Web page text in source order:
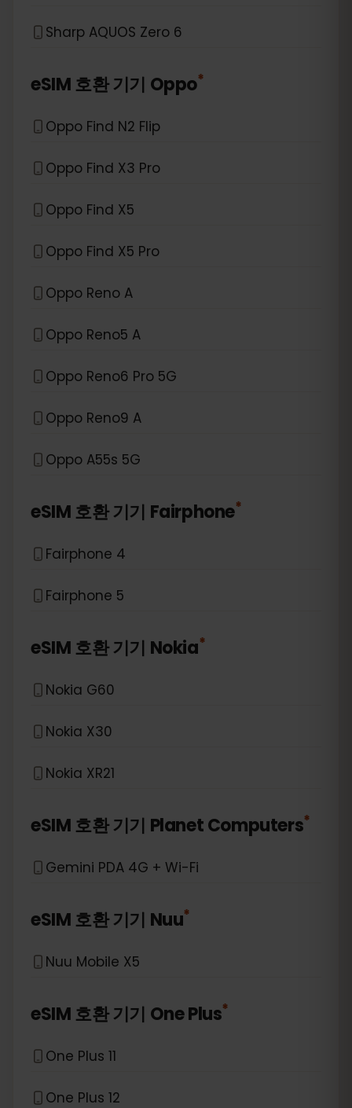
Sharp AQUOS Zero 6
eSIM 호환 기기 Oppo*
Oppo Find N2 Flip
Oppo Find X3 Pro
Oppo Find X5
Oppo Find X5 Pro
Oppo Reno A
Oppo Reno5 A
Oppo Reno6 Pro 5G
Oppo Reno9 A
Oppo A55s 5G
eSIM 호환 기기 Fairphone*
Fairphone 4
Fairphone 5
eSIM 호환 기기 Nokia*
Nokia G60
Nokia X30
Nokia XR21
eSIM 호환 기기 Planet Computers*
Gemini PDA 4G + Wi-Fi
eSIM 호환 기기 Nuu*
Nuu Mobile X5
eSIM 호환 기기 One Plus*
One Plus 11
One Plus 12